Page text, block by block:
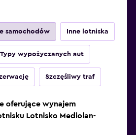
samochodów Inne lotniska
Typy wypożyczanych aut
Szczęśliwy traf
oferujące wynajem
Lotnisko Mediolan-